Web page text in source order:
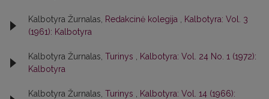
Kalbotyra Žurnalas, Redakcinė kolegija
Kalbotyra: Vol. 3
(1961): Kalbotyra
Kalbotyra Žurnalas, Turinys
Kalbotyra: Vol. 24 No. 1 (1972):
Kalbotyra
Kalbotyra Žurnalas, Turinys
Kalbotyra: Vol. 14 (1966):